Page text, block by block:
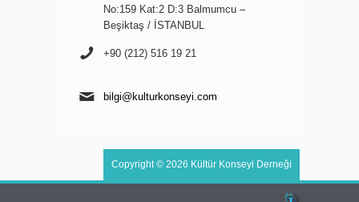
No:159 Kat:2 D:3 Balmumcu –
Beşiktaş / İSTANBUL
+90 (212) 516 19 21
bilgi@kulturkonseyi.com
Copyright © 2026 Kültür Konseyi Derneği